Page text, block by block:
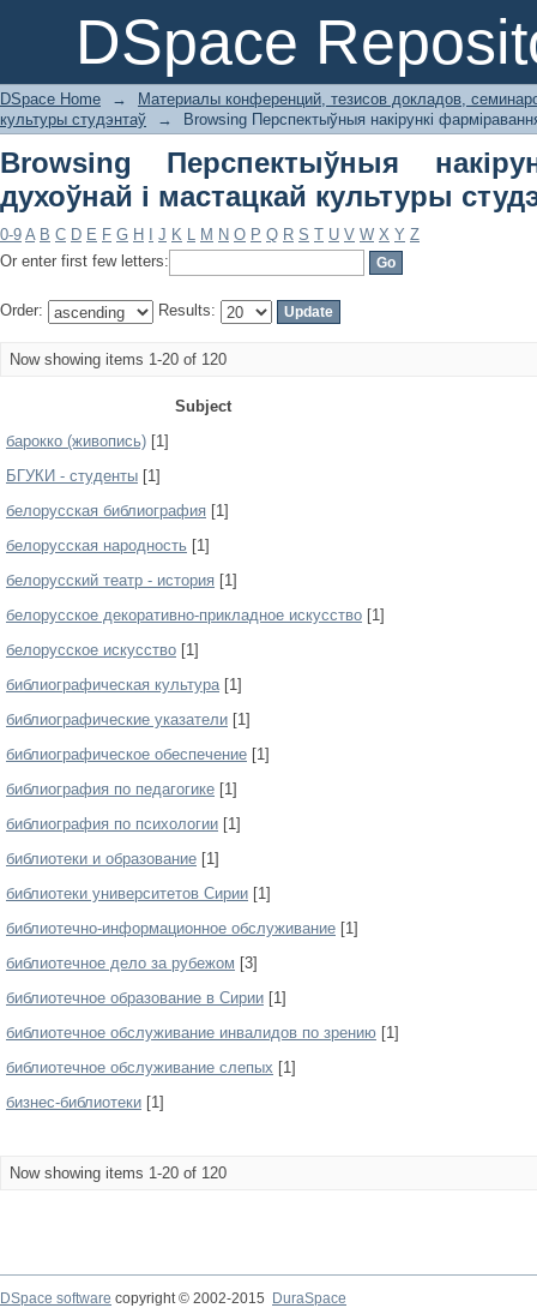
DSpace
Browsing Перспектыўныя
культуры студэнтаў by Subject
DSpace Home →
Материалы конференций, тезисов докладов,
культуры студэнтаў
→ Browsing Перспектыўныя накірункі
Browsing Перспектыўныя
духоўнай і мастацкай культуры
0-9 A B C D E F G H J K L M N O P Q R S T U V W X Y Z
Or enter first few letters:
Order: Results:
Now showing items 1-20 of 120
Subject
барокко (живопись) [1]
БГУКИ - студенты [1]
белорусская библиография [1]
белорусская народность [1]
белорусский театр - история [1]
белорусское декоративно-прикладное искусство [1]
белорусское искусство [1]
библиографическая культура[1]
библиографические указатели [1]
библиографическое обеспечение [1]
библиография по педагогике [1]
библиография по психологии [1]
библиотеки и образование [1]
библиотеки университетов Сирии [1]
библиотечно-информационное обслуживание [1]
библиотечное дело за рубежом [3]
библиотечное образование в Сирии [1]
библиотечное обслуживание инвалидов по зрению [1]
библиотечное обслуживание слепых [1]
бизнес-библиотеки [1]
Now showing items 1-20 of 120
DSpace software copyright © 2002-2015
DuraSpace